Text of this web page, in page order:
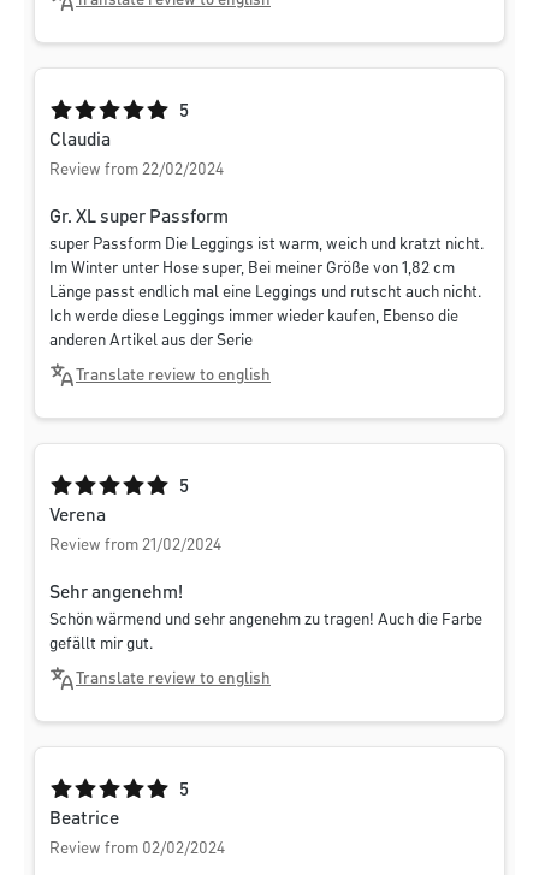
Average rating of 5 out of 5 stars
5
Claudia
Review from 22/02/2024
Gr. XL super Passform
super Passform Die Leggings ist warm, weich und kratzt nicht.
Im Winter unter Hose super, Bei meiner Größe von 1,82 cm
Länge passt endlich mal eine Leggings und rutscht auch nicht.
Ich werde diese Leggings immer wieder kaufen, Ebenso die
anderen Artikel aus der Serie
Translate review to english
Average rating of 5 out of 5 stars
5
Verena
Review from 21/02/2024
Sehr angenehm!
Schön wärmend und sehr angenehm zu tragen! Auch die Farbe
gefällt mir gut.
Translate review to english
Average rating of 5 out of 5 stars
5
Beatrice
Review from 02/02/2024